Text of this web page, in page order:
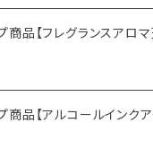
品【フレグランスアロ
品【アルコールインク